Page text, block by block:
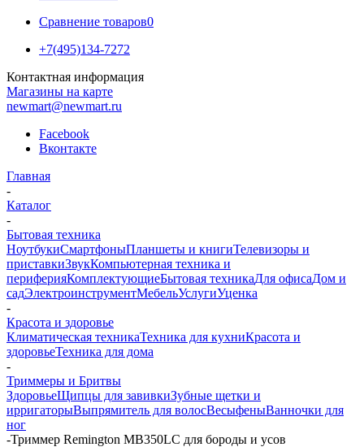
Сравнение товаров0
+7(495)134-7272
Контактная информация
Магазины на карте
newmart@newmart.ru
Facebook
Вконтакте
Главная
-
Каталог
-
Бытовая техника
НоутбукиСмартфоныПланшеты и книгиТелевизоры и
приставкиЗвукКомпьютерная техника и
периферияКомплектующиеБытовая техникаДля офисаДом и
садЭлектроинструментМебельУслугиУценка
-
Красота и здоровье
Климатическая техникаТехника для кухниКрасота и
здоровьеТехника для дома
-
Триммеры и Бритвы
ЗдоровьеЩипцы для завивкиЗубные щетки и
ирригаторыВыпрямитель для волосВесыфеныВанночки для
ног
-Триммер Remington MB350LC для бороды и усов